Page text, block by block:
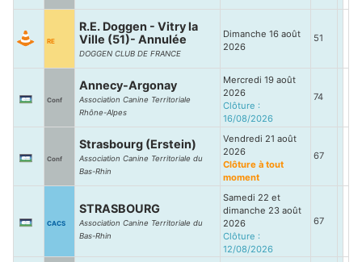
RE
R.E. Doggen - Vitry la
Ville (51)- Annulée
DOGGEN CLUB DE FRANCE
Dimanche 16 août
2026
51
Conf
Annecy-Argonay
Association Canine Territoriale
Rhône-Alpes
Mercredi 19 août
2026
Clôture :
16/08/2026
74
Conf
Strasbourg (Erstein)
Association Canine Territoriale du
Bas-Rhin
Vendredi 21 août
2026
Clôture à tout
moment
67
CACS
STRASBOURG
Association Canine Territoriale du
Bas-Rhin
Samedi 22 et
dimanche 23 août
2026
Clôture :
12/08/2026
67